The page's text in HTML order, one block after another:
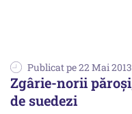
Publicat pe 22 Mai 2013
Zgârie-norii
de suedezi